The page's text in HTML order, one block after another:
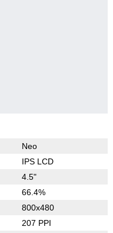
Neo
IPS LCD
4.5"
66.4%
800x480
207 PPI